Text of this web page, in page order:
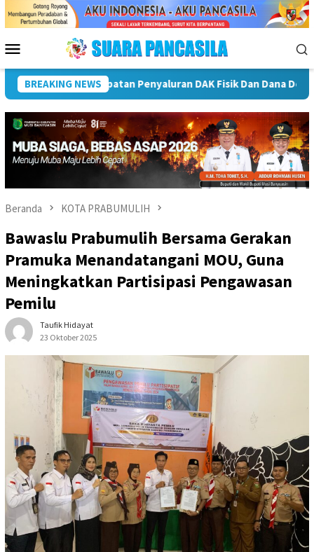
Menu
Mobile
BREAKING NEWS
Lebong Plt Bupati Rejang Lebong Terima Audiensi
Beranda KOTA PRABUMULIH
Bawaslu Prabumulih Bersama Gerakan
Pramuka Menandatangani MOU, Guna
Meningkatkan Partisipasi Pengawasan
Pemilu
Taufik Hidayat
23 Oktober 2025